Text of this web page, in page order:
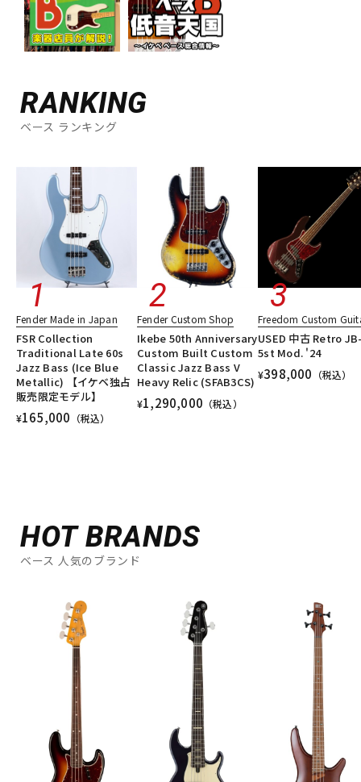
RANKING
ベース ランキング
Fender Made in Japan
FSR Collection
Traditional Late 60s
Jazz Bass (Ice Blue
Metallic) 【イケベ独占
販売限定モデル】
¥165,000 （税込）
Fender Custom Shop
Ikebe 50th Anniversary
Custom Built Custom
Classic Jazz Bass V
Heavy Relic (SFAB3CS)
¥1,290,000 （税込）
Freedom Custom
USED 中古 Retro
5st Mod. '24
¥398,000 （税込）
HOT BRANDS
ベース 人気のブランド